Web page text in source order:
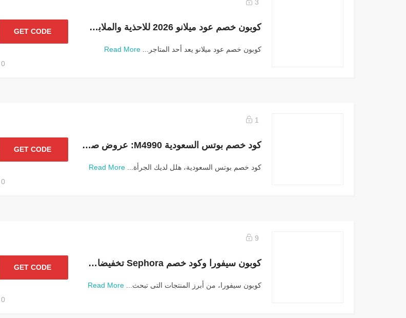
3
كوبون خصم عود ميلانو 2026 للاحذية والملابسB78
كوبون خصم عود ميلانو يعد أحد المتاجر... Read More
GET CODE
0
1
كود خصم بوتس السعودية M4990: عروض صيدلية بوتس شهر مارس 2026
كود خصم بوتس السعودية، هلل لديك الجرأة... Read More
GET CODE
0
9
كوبون سيفورا وكود خصم Sephora تخفيضات 40%سلع جديدة ومميزة
كوبون سيفورا، من أبرز المنتجات التى تبحث... Read More
GET CODE
0